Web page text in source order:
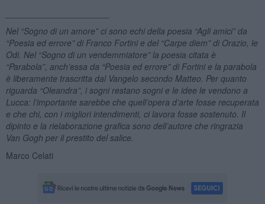
Nel “Sogno di un amore” ci sono echi della poesia “Agli amici” da
“Poesia ed errore” di Franco Fortini e del “Carpe diem” di Orazio, le
Odi. Nel “Sogno di un vendemmiatore” la poesia citata è
“Parabola”, anch’essa da “Poesia ed errore” di Fortini e la parabola
è liberamente trascritta dal Vangelo secondo Matteo. Per quanto
riguarda “Oleandra”, i sogni restano sogni e le idee le vendono a
Lucca: l’importante sarebbe che quell’opera d’arte fosse recuperata
e che chi, con i migliori intendimenti, ci lavora fosse sostenuto. Il
dipinto e la rielaborazione grafica sono dell’autore che ringrazia
Van Gogh per il prestito del salice.
Marco Celati